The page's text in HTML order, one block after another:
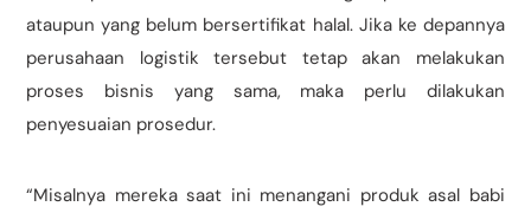
ataupun yang belum bersertifikat halal. Jika ke depannya
perusahaan logistik tersebut tetap akan melakukan
proses bisnis yang sama, maka perlu dilakukan
penyesuaian prosedur.
“Misalnya mereka saat ini menangani produk asal babi